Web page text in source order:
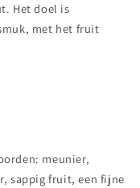
Het doel is
met het fruit
meunier,
sappig fruit, een fijne